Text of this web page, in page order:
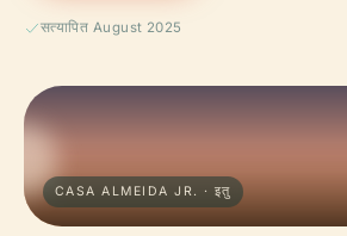
सत्यापित August 2025
CASA ALMEIDA JR. · इतु